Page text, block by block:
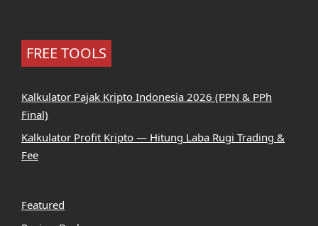
FREE TOOLS
Kalkulator Pajak Kripto Indonesia 2026 (PPN & PPh
Final)
Kalkulator Profit Kripto — Hitung Laba Rugi Trading &
Fee
Featured